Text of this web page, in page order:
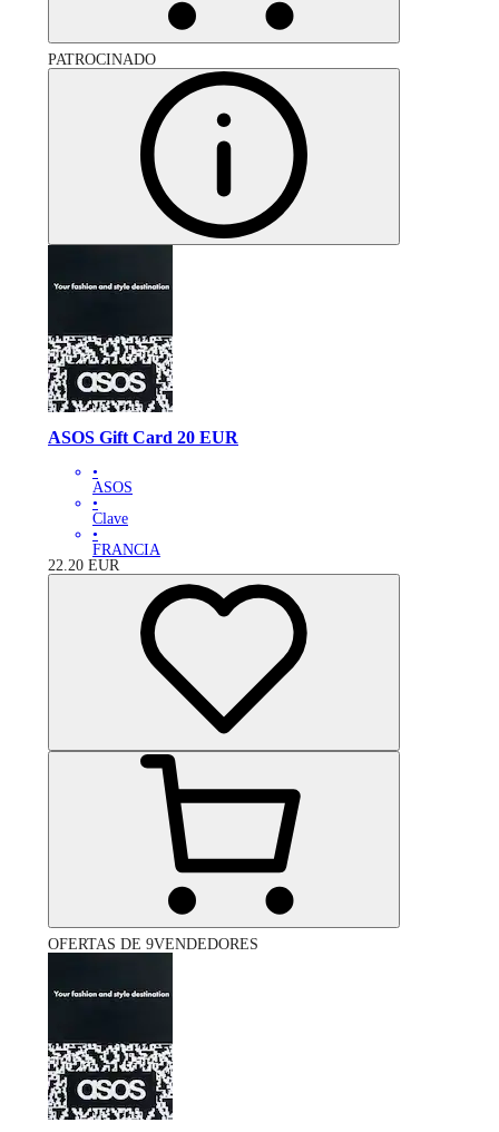
PATROCINADO
ASOS Gift Card 20 EUR
•
ASOS
•
Clave
•
FRANCIA
22.20 EUR
OFERTAS DE 9VENDEDORES